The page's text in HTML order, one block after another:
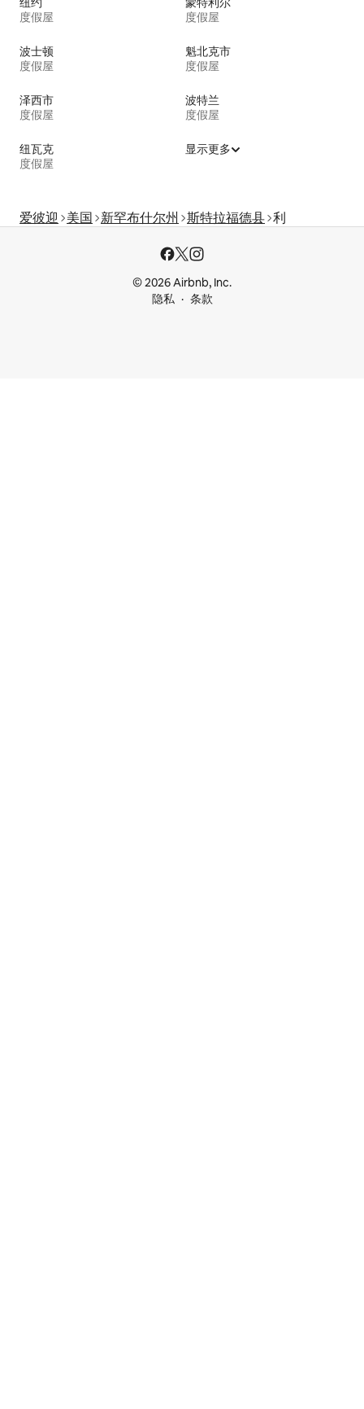
度假屋
度假屋
波士顿
度假屋
魁北克市
度假屋
泽西市
度假屋
波特兰
度假屋
纽瓦克
度假屋
显示更多
爱彼迎 美国 新罕布什尔州 斯特拉福德县 利
© 2026 Airbnb, Inc.
隐私
条款